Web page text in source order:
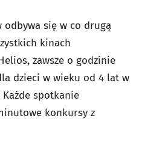
odbywa się w co drugą
kinach
zawsze o godzinie
dzieci w wieku od 4 lat w
spotkanie
konkursy z